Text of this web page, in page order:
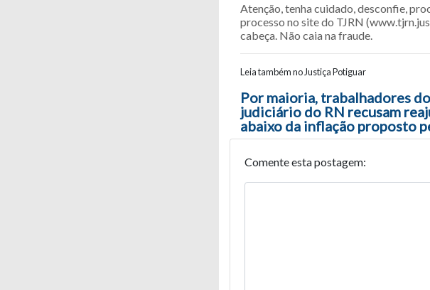
Atenção, tenha cuidado, desconfie,
processo no site do TJRN
cabeça. Não caia na fraude.
Leia também no Justiça Potiguar
Navegação entre
Por maioria, trabalhadores do
judiciário do RN recusam
abaixo da inflação proposto
Comente esta postagem: